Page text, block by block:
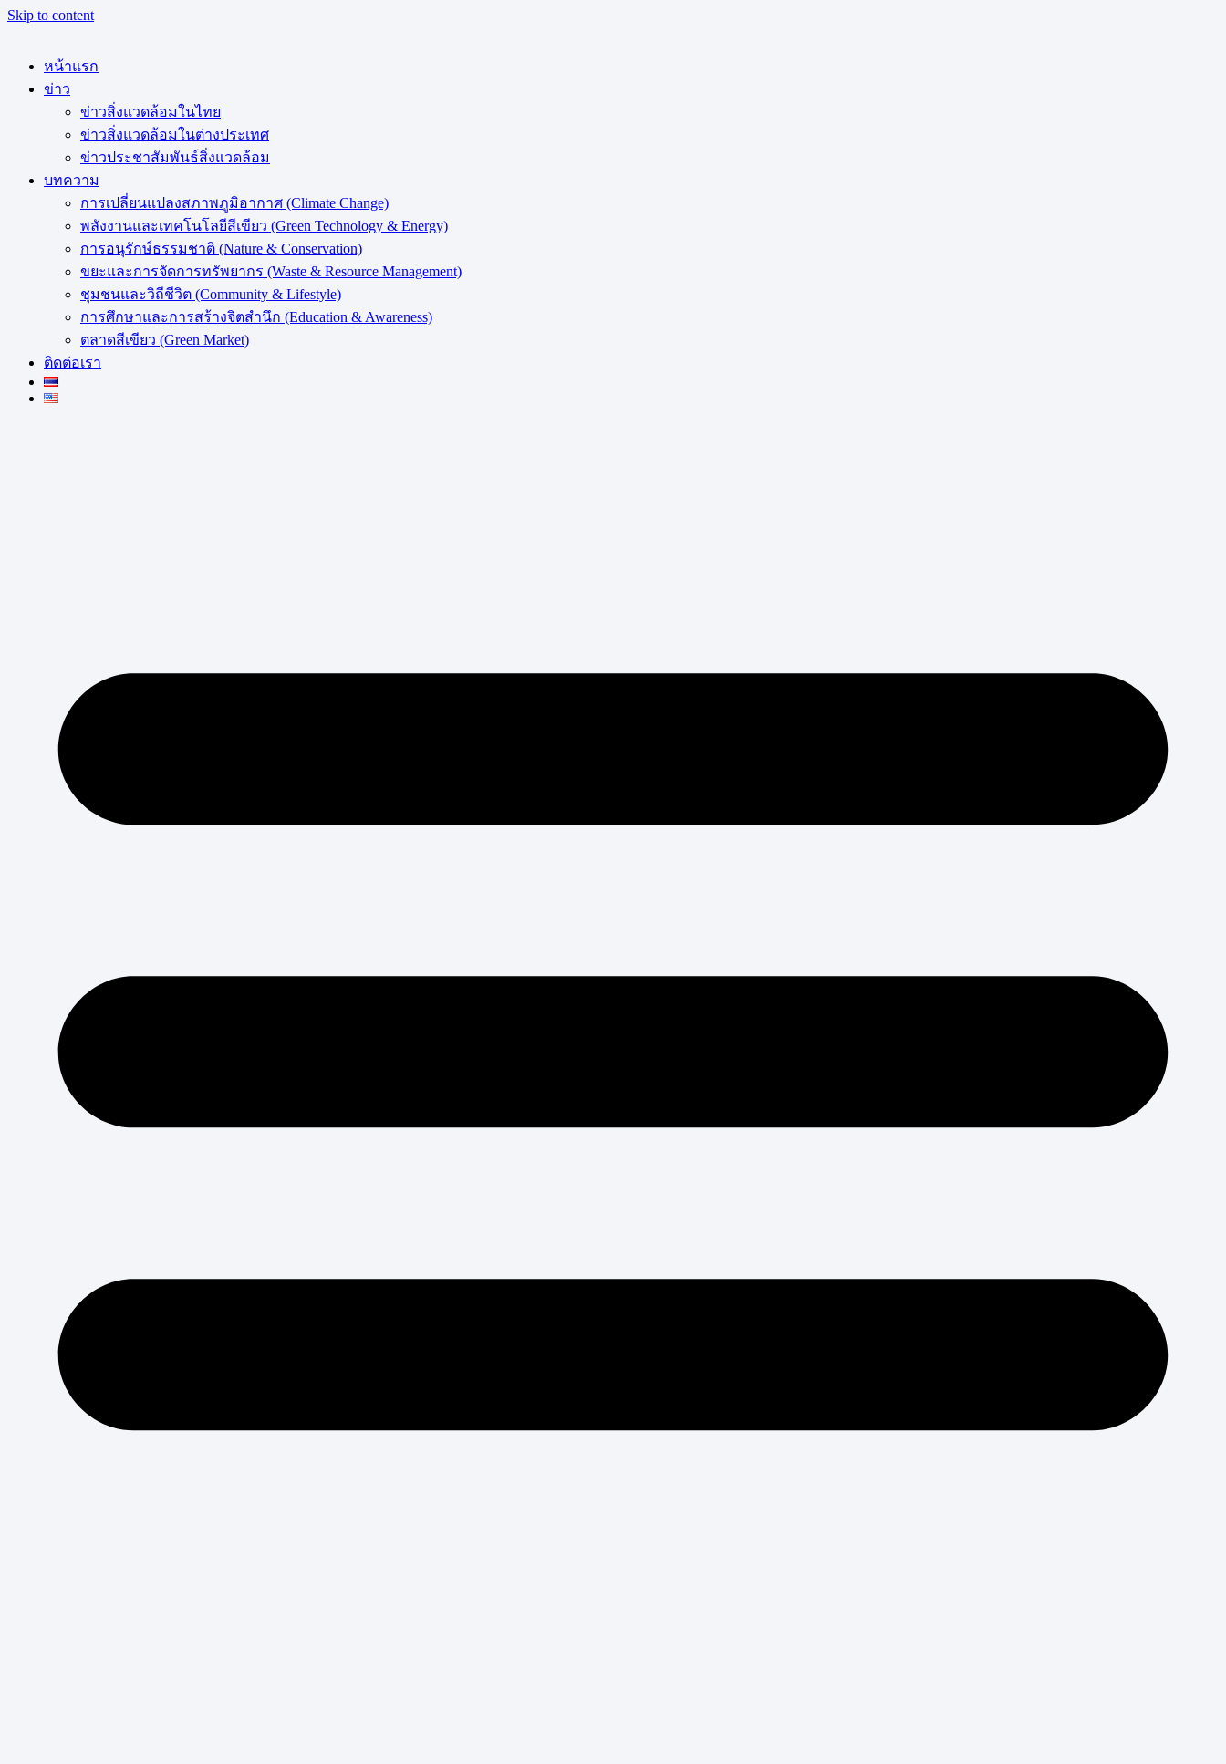
Skip to content
หน้าแรก
ข่าว
ข่าวสิ่งแวดล้อมในไทย
ข่าวสิ่งแวดล้อมในต่างประเทศ
ข่าวประชาสัมพันธ์สิ่งแวดล้อม
บทความ
การเปลี่ยนแปลงสภาพภูมิอากาศ (Climate Change)
พลังงานและเทคโนโลยีสีเขียว (Green Technology & Energy)
การอนุรักษ์ธรรมชาติ (Nature & Conservation)
ขยะและการจัดการทรัพยากร (Waste & Resource Management)
ชุมชนและวิถีชีวิต (Community & Lifestyle)
การศึกษาและการสร้างจิตสำนึก (Education & Awareness)
ตลาดสีเขียว (Green Market)
ติดต่อเรา